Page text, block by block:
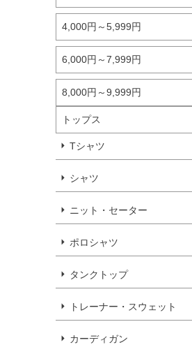
4,000円～5,999円
6,000円～7,999円
8,000円～9,999円
トップス
Tシャツ
シャツ
ニット・セーター
ポロシャツ
タンクトップ
トレーナー・スウェット
カーディガン